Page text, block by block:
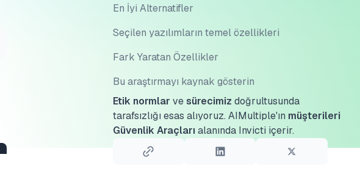
En İyi Alternatifler
Seçilen yazılımların temel özellikleri
Fark Yaratan Özellikler
Bu araştırmayı kaynak gösterin
Etik normlar vesürecimiz doğrultusunda
tarafsızlığı esas alıyoruz. AIMultiple'ın müşterileri
Güvenlik Araçlarıalanında Invicti içerir.